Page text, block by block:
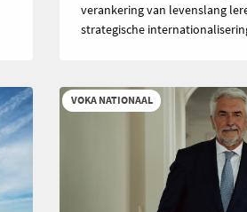
verankering van levenslang
strategische
VOKA NATIONAAL